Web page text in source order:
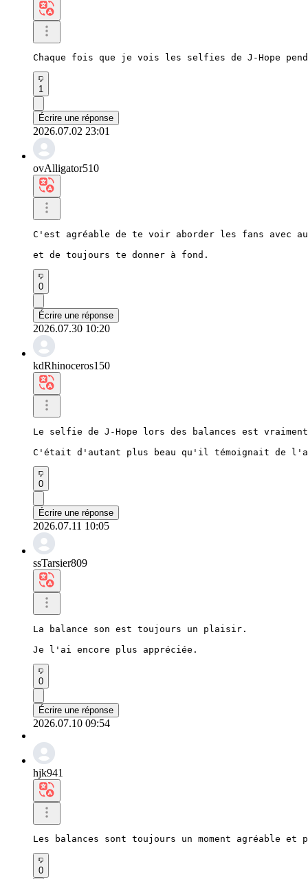
Chaque fois que je vois les selfies de J-Hope
1
Écrire une réponse
2026.07.02 23:01
ovAlligator510
C'est agréable de te voir aborder les fans avec
et de toujours te donner à fond.
0
Écrire une réponse
2026.07.30 10:20
kdRhinoceros150
Le selfie de J-Hope lors des balances est
C'était d'autant plus beau qu'il témoignait de
0
Écrire une réponse
2026.07.11 10:05
ssTarsier809
La balance son est toujours un plaisir.
Je l'ai encore plus appréciée.
0
Écrire une réponse
2026.07.10 09:54
hjk941
Les balances sont toujours un moment agréable
0